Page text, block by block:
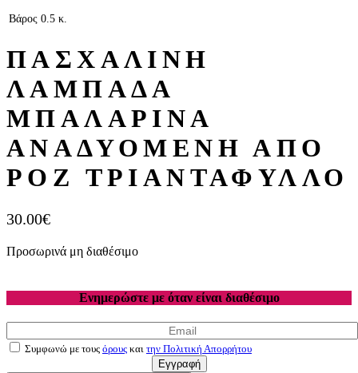
Βάρος 0.5 κ.
ΠΑΣΧΑΛΙΝΗ
ΛΑΜΠΑΔΑ
ΜΠΑΛΑΡΙΝΑ
ΑΝΑΔΥΟΜΕΝΗ ΑΠΟ
ΡΟΖ ΤΡΙΑΝΤΑΦΥΛΛΟ
30.00€
Προσωρινά μη διαθέσιμο
Ενημερώστε με όταν είναι διαθέσιμο
Συμφωνώ με τους όρους και την Πολιτική Απορρήτου
Εγγραφή